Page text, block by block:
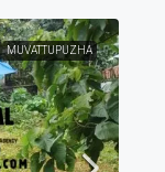
MUVATTUPUZHA